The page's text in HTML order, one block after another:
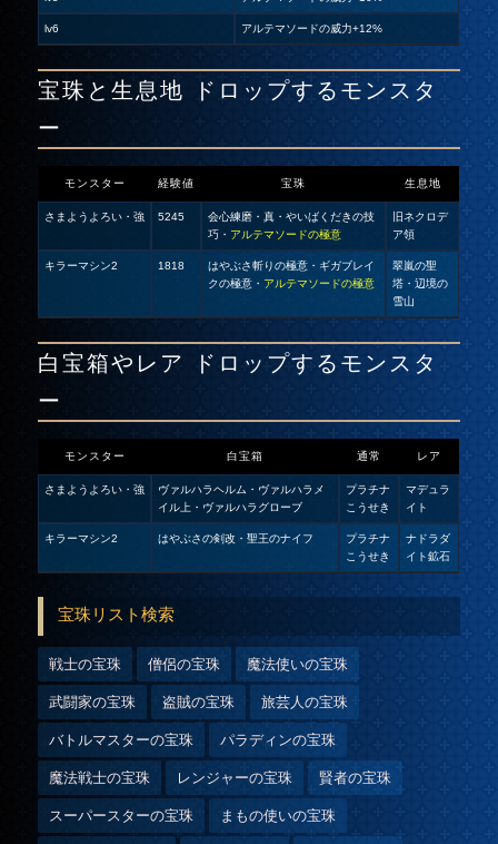
lv6 アルテマソードの威力+12%
宝珠と生息地 ドロップするモンスタ
ー
モンスター 経験値 宝珠 生息地
さまようよろい・強 5245 会心練磨 ・真・やいばくだきの技
巧 ・ アルテマソードの極意
旧ネクロデ
ア領
キラーマシン2 1818 はやぶさ斬りの極意 ・ ギガブレイ
クの極意 ・ アルテマソードの極意
翠嵐の聖
塔・辺境の
雪山
白宝箱やレア ドロップするモンスタ
ー
モンスター 白宝箱 通常 レア
さまようよろい・強
ヴァルハラヘルム・ヴァルハラメ
イル上・ ヴァルハラグローブ
プラチナ
こうせき
マデュラ
イト
キラーマシン2 はやぶさの剣改・聖王のナイフ
プラチナ
こうせき
ナドラダ
イト鉱石
宝珠リスト検索
戦士の宝珠 僧侶の宝珠 魔法使いの宝珠
武闘家の宝珠 盗賊の宝珠 旅芸人の宝珠
バトルマスターの宝珠 パラディンの宝珠
魔法戦士の宝珠 レンジャーの宝珠 賢者の宝珠
スーパースターの宝珠 まもの使いの宝珠